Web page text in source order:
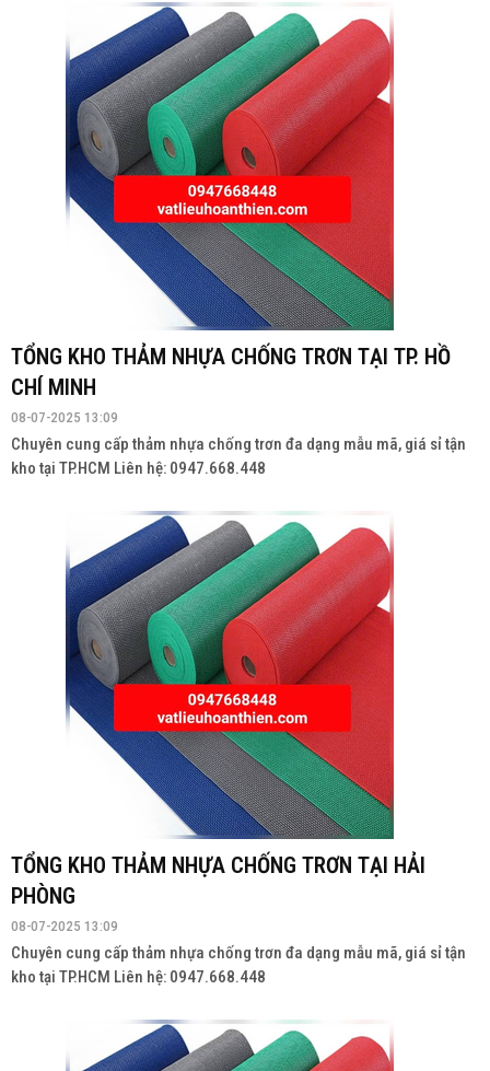
TỔNG KHO THẢM NHỰA CHỐNG TRƠN TẠI TP. HỒ
CHÍ MINH
08-07-2025 13:09
Chuyên cung cấp thảm nhựa chống trơn đa dạng mẫu mã, giá sỉ tận
kho tại TP.HCM Liên hệ: 0947.668.448
TỔNG KHO THẢM NHỰA CHỐNG TRƠN TẠI HẢI
PHÒNG
08-07-2025 13:09
Chuyên cung cấp thảm nhựa chống trơn đa dạng mẫu mã, giá sỉ tận
kho tại TP.HCM Liên hệ: 0947.668.448